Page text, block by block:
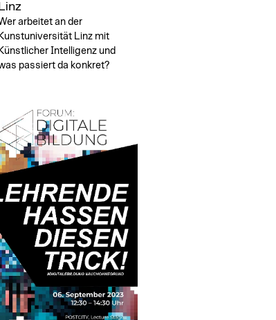
Linz
arbeitet an der
Kunstuniversität Linz mit
Künstlicher Intelligenz und
passiert da konkret?